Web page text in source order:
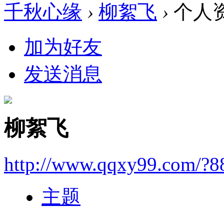
千秋心缘 › 柳絮飞 › 个人
加为好友
发送消息
柳絮飞
http://www.qqxy99.com/
主题